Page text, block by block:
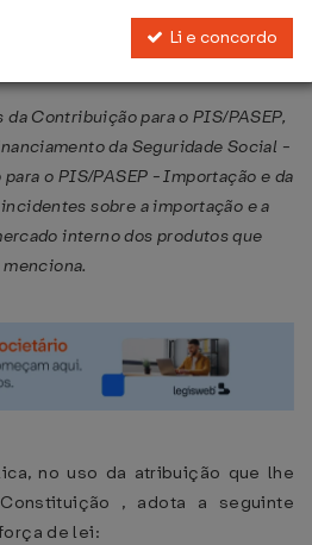
da Contribuição para o PIS/PASEP,
da Seguridade Social -
o PIS/PASEP - Importação e da
sobre a importação e a
interno dos produtos que
menciona.
no uso da atribuição que lhe
, adota a seguinte
de lei:
Li e concordo